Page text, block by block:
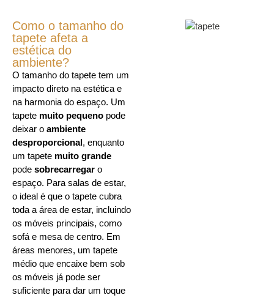
Como o tamanho do
tapete afeta a
estética do
ambiente?
O tamanho do tapete tem um
impacto direto na estética e
na harmonia do espaço. Um
tapete muito pequeno pode
deixar o ambiente
desproporcional, enquanto
um tapete muito grande
pode sobrecarregar o
espaço. Para salas de estar,
o ideal é que o tapete cubra
toda a área de estar, incluindo
os móveis principais, como
sofá e mesa de centro. Em
áreas menores, um tapete
médio que encaixe bem sob
os móveis já pode ser
suficiente para dar um toque